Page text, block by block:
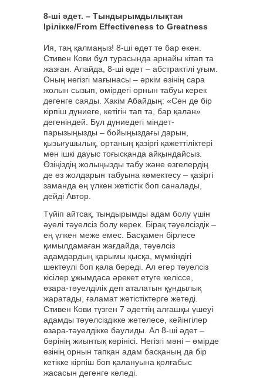
8-ші әдет. – Тындырымдылықтан
Ірілікке/From Effectiveness to Greatness
Ия, таң қалмаңыз! 8-ші әдет те бар екен.
Стивен Кови бұл турасында арнайы кітап та
жазған. Алайда, 8-ші әдет – абстрактілі ұғым.
Оның негізгі мағынасы – әркім өзінің сара
жолын сызып, өмірдегі орнын табуы керек
дегенге саяды. Хакім Абайдың: «Сен де бір
кірпіш дүниеге, кетігін тап та, бар қалан»
дегеніндей. Бұл дүниедегі міндет-
парызыңызды – бойыңыздағы дарын,
қызығушылық, ортаның қазіргі қажеттіліктері
мен ішкі дауыс тоғысқанда айқындайсыз.
Өзіңіздің жолыңызды табу және өзгелердің
де өз жолдарын табуына көмектесу – қазіргі
заманда ең үлкен жетістік боп саналады,
дейді Автор.
Түйіп айтсақ, тындырымды адам болу үшін
әуелі тәуелсіз болу керек. Бірақ тәуелсіздік –
ең үлкен меже емес. Басқамен бірлесе
қимылдамаған жағдайда, тәуелсіз
адамдардың қарымы қысқа, мүмкіндігі
шектеулі боп қала береді. Ал егер тәуелсіз
кісілер ұжымдаса әрекет етуге келіссе,
өзара-тәуелділік деп аталатын құндылық
жаратады, ғаламат жетістіктерге жетеді.
Стивен Кови түзген 7 әдеттің алғашқы үшеуі
адамды тәуелсіздікке жетелесе, кейінгілер
өзара-тәуелдікке баулиды. Ал 8-ші әдет –
бәрінің жиынтық көрінісі. Негізгі мәні – өмірде
өзінің орнын тапқан адам басқаның да бір
кетікке кірпіш боп қалануына қолғабыс
жасасын дегенге келеді.